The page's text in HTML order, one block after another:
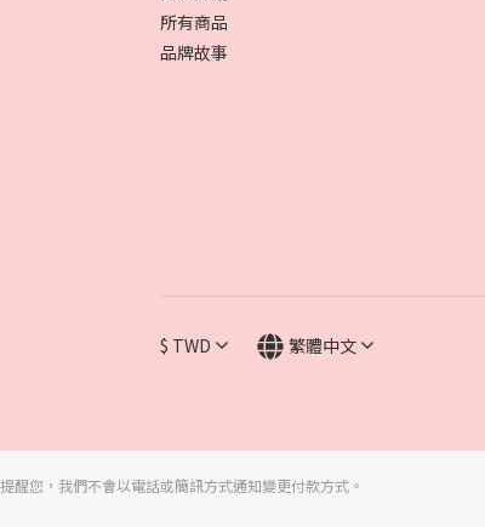
所有商品
品牌故事
$ TWD 繁體中文
提醒您，我們不會以電話或簡訊方式通知變更付款方式。